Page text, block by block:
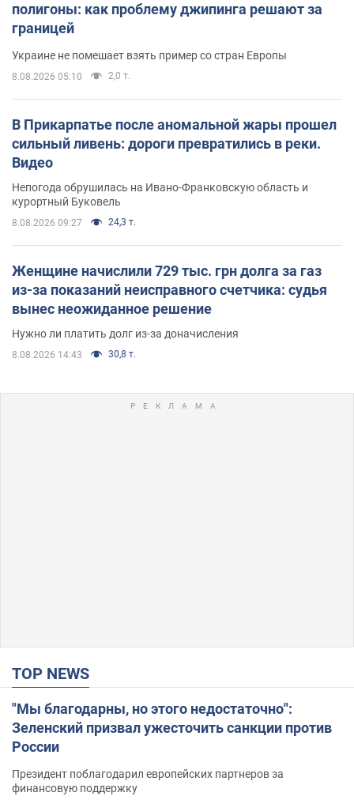
полигоны: как проблему джипинга решают за
границей
Украине не помешает взять пример со стран Европы
8.08.2026 05:10 2,0 т.
В Прикарпатье после аномальной жары прошел
сильный ливень: дороги превратились в реки.
Видео
Непогода обрушилась на Ивано-Франковскую область и
курортный Буковель
8.08.2026 09:27 24,3 т.
Женщине начислили 729 тыс. грн долга за газ
из-за показаний неисправного счетчика: судья
вынес неожиданное решение
Нужно ли платить долг из-за доначисления
8.08.2026 14:43 30,8 т.
TOP NEWS
"Мы благодарны, но этого недостаточно":
Зеленский призвал ужесточить санкции против
России
Президент поблагодарил европейских партнеров за
финансовую поддержку